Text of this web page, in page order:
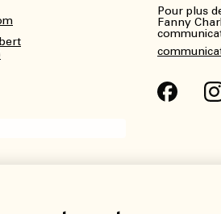
Pour plus
Fanny